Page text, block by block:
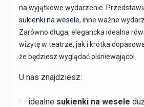
na wyjątkowe wydarzenie.
sukienki na wesele, inne ważne
Zarówno długa, elegancka idealna
wizytę w teatrze, jak i krótka
że będziesz wyglądać olśniewająco!
U nas znajdziesz:
idealne sukienki na wesele